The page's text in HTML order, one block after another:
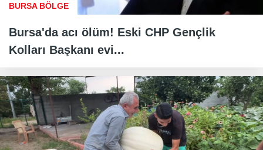
BURSA BÖLGE
Bursa'da acı ölüm! Eski CHP Gençlik
Kolları Başkanı evi...